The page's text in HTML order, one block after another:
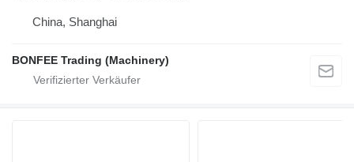
China, Shanghai
BONFEE Trading (Machinery)